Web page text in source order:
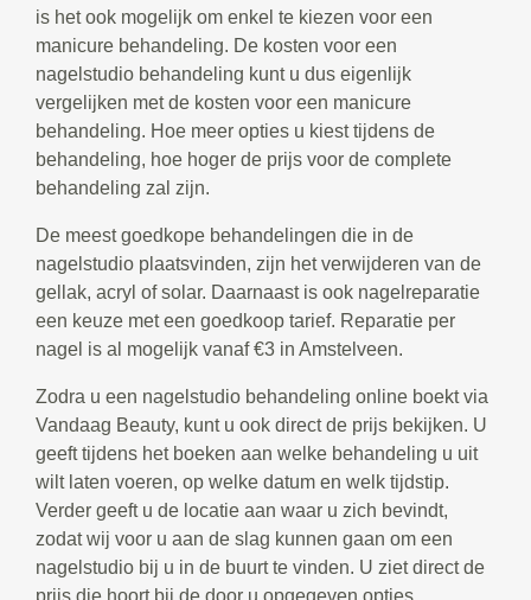
is het ook mogelijk om enkel te kiezen voor een
manicure behandeling. De kosten voor een
nagelstudio behandeling kunt u dus eigenlijk
vergelijken met de kosten voor een manicure
behandeling. Hoe meer opties u kiest tijdens de
behandeling, hoe hoger de prijs voor de complete
behandeling zal zijn.
De meest goedkope behandelingen die in de
nagelstudio plaatsvinden, zijn het verwijderen van de
gellak, acryl of solar. Daarnaast is ook nagelreparatie
een keuze met een goedkoop tarief. Reparatie per
nagel is al mogelijk vanaf €3 in Amstelveen.
Zodra u een nagelstudio behandeling online boekt via
Vandaag Beauty, kunt u ook direct de prijs bekijken. U
geeft tijdens het boeken aan welke behandeling u uit
wilt laten voeren, op welke datum en welk tijdstip.
Verder geeft u de locatie aan waar u zich bevindt,
zodat wij voor u aan de slag kunnen gaan om een
nagelstudio bij u in de buurt te vinden. U ziet direct de
prijs die hoort bij de door u opgegeven opties.